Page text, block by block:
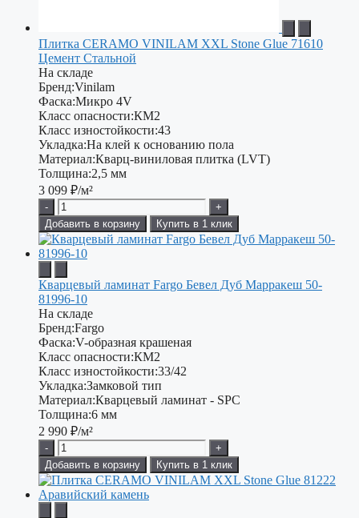
Плитка CERAMO VINILAM XXL Stone Glue 71610
Цемент Стальной
На складе
Бренд:Vinilam
Фаска:Микро 4V
Класс опасности:КМ2
Класс изностойкости:43
Укладка:На клей к основанию пола
Материал:Кварц-виниловая плитка (LVT)
Толщина:2,5 мм
3 099 ₽/м²
-
+
Добавить в корзину
Купить в 1 клик
Кварцевый ламинат Fargo Бевел Дуб Марракеш 50-
81996-10
На складе
Бренд:Fargo
Фаска:V-образная крашеная
Класс опасности:КМ2
Класс изностойкости:33/42
Укладка:Замковой тип
Материал:Кварцевый ламинат - SPC
Толщина:6 мм
2 990 ₽/м²
-
+
Добавить в корзину
Купить в 1 клик